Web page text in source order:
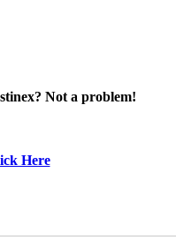
Not a problem!
Here